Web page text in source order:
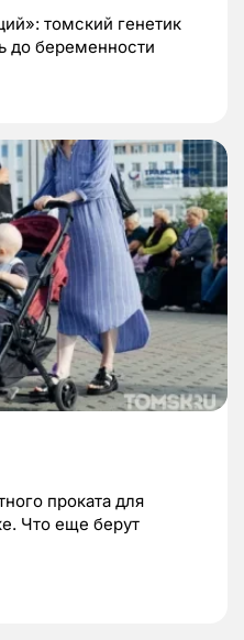
томский генетик
до беременности
проката для
Что еще берут